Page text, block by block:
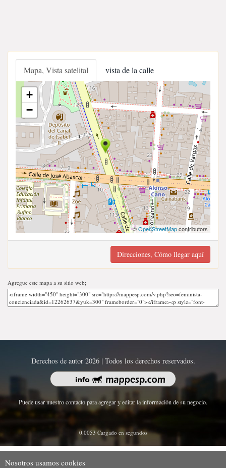
Mapa, Vista satelital vista de la calle
+
−
©OpenStreetMapcontributors
Direcciones, Cómo llegar aquí
Agregue este mapa a su sitio web;
Derechos de autor 2026 | Todos los derechos reservados.
Puede usar nuestro contacto para agregar y editar la información de su negocio.
0.0053 Cargado en segundos
Nosotros usamos cookies